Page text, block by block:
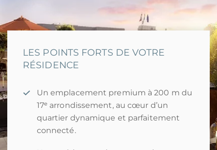
LES POINTS FORTS DE VOTRE
RÉSIDENCE
Un emplacement premium à 200 m du
17ᵉ arrondissement, au cœur d’un
quartier dynamique et parfaitement
connecté.